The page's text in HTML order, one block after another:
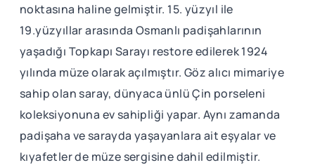
noktasına haline gelmiştir. 15. yüzyıl ile
19.yüzyıllar arasında Osmanlı padişahlarının
yaşadığı Topkapı Sarayı restore edilerek 1924
yılında müze olarak açılmıştır. Göz alıcı mimariye
sahip olan saray, dünyaca ünlü Çin porseleni
koleksiyonuna ev sahipliği yapar. Aynı zamanda
padişaha ve sarayda yaşayanlara ait eşyalar ve
kıyafetler de müze sergisine dahil edilmiştir.